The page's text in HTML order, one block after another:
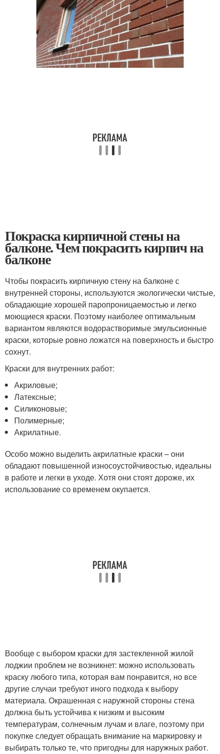
Покраска кирпичной стены на
балконе. Чем покрасить кирпич на
балконе
Чтобы покрасить кирпичную стену на балконе с
внутренней стороны, используются экологически чистые,
обладающие хорошей паропроницаемостью и легко
моющиеся краски. Поэтому наиболее оптимальным
вариантом являются водорастворимые эмульсионные
краски, которые ровно ложатся на поверхность и быстро
сохнут.
Краски для внутренних работ:
Акриловые;
Латексные;
Силиконовые;
Полимерные;
Акрилатные.
Особо можно выделить акрилатные краски – они
обладают повышенной износоустойчивостью, идеальны
в работе и легки в уходе. Хотя они стоят дороже, их
использование со временем окупается.
Вообще с выбором краски для застекленной жилой
лоджии проблем не возникнет: можно использовать
краску любого типа, которая вам понравится, но все
другие случаи требуют иного подхода к выбору
материала. Окрашенная с наружной стороны стена
должна быть устойчива к низким и высоким
температурам, солнечным лучам и влаге, поэтому при
покупке следует обращать внимание на маркировку и
выбирать только те, что пригодны для наружных работ.